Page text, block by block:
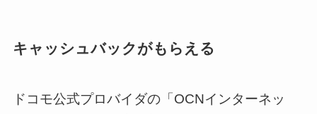
キャッシュバックがもらえる
ドコモ公式プロバイダの「OCNインターネッ